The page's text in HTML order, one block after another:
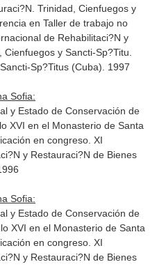
Trinidad, Cienfuegos y
en Taller de trabajo no
de Rehabilitaci?N y
y Sancti-Sp?Titu.
Sp?Titus (Cuba). 1997
Sofia:
y Estado de Conservación de
XVI en el Monasterio de Santa
en congreso. XI
y Restauraci?N de Bienes
Sofia:
y Estado de Conservación de
XVI en el Monasterio de Santa
en congreso. XI
y Restauraci?N de Bienes